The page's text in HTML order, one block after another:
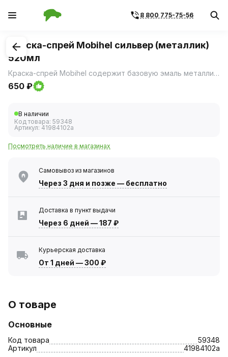
8 800 775-75-56
1/1
Краска-спрей Mobihel сильвер (металлик)
520мл
Краска-спрей Mobihel содержит базовую эмаль металлик с оригинальным растворителем HELIOS.
650 ₽
В наличии
Код товара: 59348
Артикул: 41984102а
Посмотреть наличие в магазинах
Самовывоз из магазинов
Через 3 дня и позже — бесплатно
Доставка в пункт выдачи
Через 6 дней —187 ₽
Курьерская доставка
От 1 дней —300 ₽
О товаре
Основные
Код товара
59348
Артикул
41984102а